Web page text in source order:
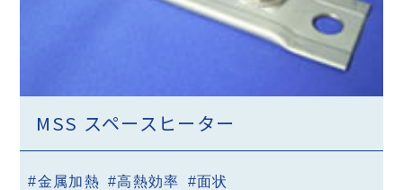
MSS スペースヒーター
#金属加熱 #高熱効率 #面状